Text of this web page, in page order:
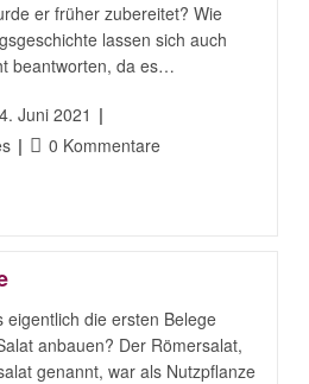
er früher zubereitet? Wie
lassen sich auch
beantworten, da es…
Juni 2021
Beitrags-
0 Kommentare
eigentlich die ersten Belege
anbauen? Der Römersalat,
genannt, war als Nutzpflanze